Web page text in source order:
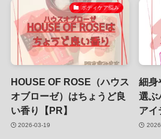
ボディケア悩み
HOUSE OF ROSE（ハウス
オブローゼ）はちょうど良
い香り【PR】
2026-03-19
細身
選ぶ
アイ